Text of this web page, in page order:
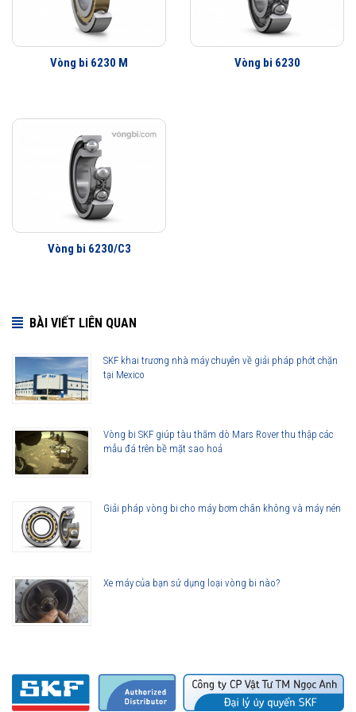
nhiều so với các hãng vòng bi khác trên thị trường, điều này đã được
hàng triệu khách hàng khắp nơi trên toàn thế giới kiểm chứng.
Đại lý ủy quyền SKF chính hãng - SKF Authorized Distributor
Hotline 24/7:
079 66 55 386
Vòng bi 6230 M Vòng bi 6230
Vòng bi 6230/C3
BÀI VIẾT LIÊN QUAN
SKF khai trương nhà máy chuyên về giải pháp phớt chặn
tại Mexico
Vòng bi SKF giúp tàu thăm dò Mars Rover thu thập các
mẫu đá trên bề mặt sao hoả
Giải pháp vòng bi cho máy bơm chân không và máy nén
Xe máy của bạn sử dụng loại vòng bi nào?